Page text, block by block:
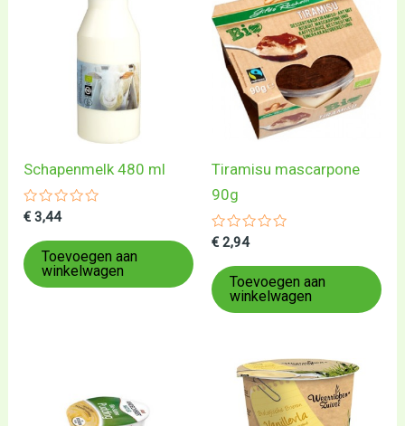
Schapenmelk 480 ml
Gewaardeerd
uit
5
€ 3,44
Toevoegen aan
winkelwagen
Tiramisu mascarpone
90g
Gewaardeerd
uit
5
€ 2,94
Toevoegen aan
winkelwagen